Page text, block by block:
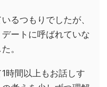
るつもりでしたが、
ートに呼ばれていな
。
時間以上もお話しす